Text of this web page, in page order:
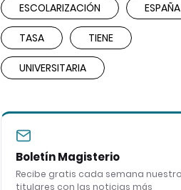
ESCOLARIZACIÓN ESPAÑA
TASA TIENE
UNIVERSITARIA
Boletín Magisterio
Recibe gratis cada semana
titulares con las noticias más